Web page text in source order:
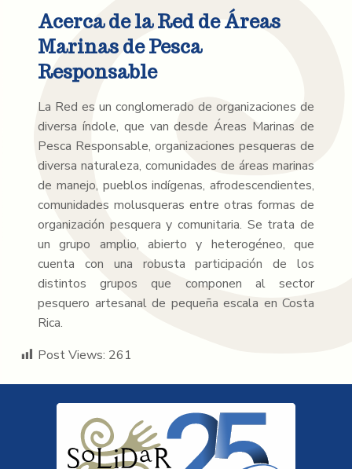
Acerca de la Red de Áreas
Marinas de Pesca
Responsable
La Red es un conglomerado de organizaciones de
diversa índole, que van desde Áreas Marinas de
Pesca Responsable, organizaciones pesqueras de
diversa naturaleza, comunidades de áreas marinas
de manejo, pueblos indígenas, afrodescendientes,
comunidades molusqueras entre otras formas de
organización pesquera y comunitaria. Se trata de
un grupo amplio, abierto y heterogéneo, que
cuenta con una robusta participación de los
distintos grupos que componen al sector
pesquero artesanal de pequeña escala en Costa
Rica.
Post Views: 261